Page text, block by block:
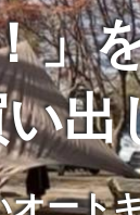
」
出
オー